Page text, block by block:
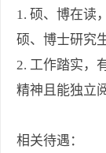
1. 硕、博在读
硕、博士研究生
2. 工作踏实，
精神且能独立
相关待遇：